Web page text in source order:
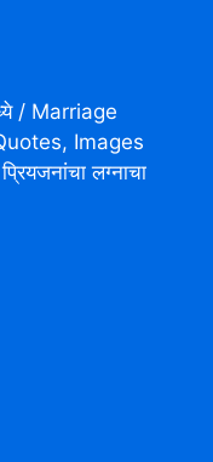
/ Marriage
Images
लग्नाचा